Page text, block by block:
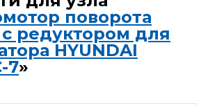
поворота
редуктором для
HYUNDAI
7»